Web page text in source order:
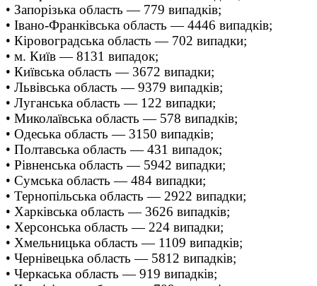
• Запорізька область — 779 випадків;
• Івано-Франківська область — 4446 випадків;
• Кіровоградська область — 702 випадки;
• м. Київ — 8131 випадок;
• Київська область — 3672 випадки;
• Львівська область — 9379 випадків;
• Луганська область — 122 випадки;
• Миколаївська область — 578 випадків;
• Одеська область — 3150 випадків;
• Полтавська область — 431 випадок;
• Рівненська область — 5942 випадки;
• Сумська область — 484 випадки;
• Тернопільська область — 2922 випадки;
• Харківська область — 3626 випадків;
• Херсонська область — 224 випадки;
• Хмельницька область — 1109 випадків;
• Чернівецька область — 5812 випадків;
• Черкаська область — 919 випадків;